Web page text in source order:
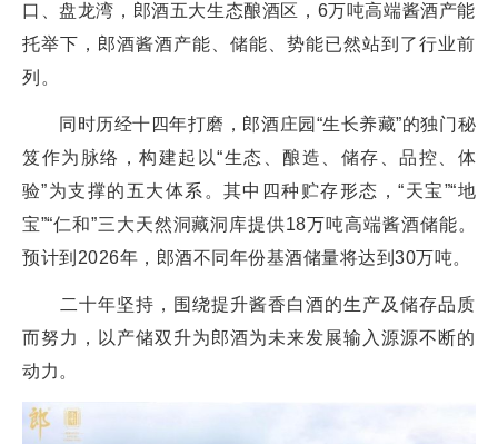
口、盘龙湾，郎酒五大生态酿酒区，6万吨高端酱酒产能
托举下，郎酒酱酒产能、储能、势能已然站到了行业前
列。
同时历经十四年打磨，郎酒庄园“生长养藏”的独门秘
笈作为脉络，构建起以“生态、酿造、储存、品控、体
验”为支撑的五大体系。其中四种贮存形态，“天宝”“地
宝”“仁和”三大天然洞藏洞库提供18万吨高端酱酒储能。
预计到2026年，郎酒不同年份基酒储量将达到30万吨。
二十年坚持，围绕提升酱香白酒的生产及储存品质
而努力，以产储双升为郎酒为未来发展输入源源不断的
动力。